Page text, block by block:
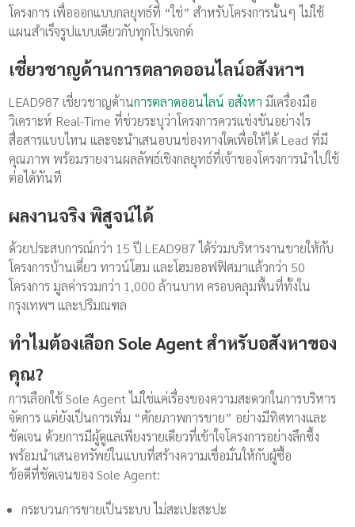
โครงการ เพื่อออกแบบกลยุทธ์ที่ “ใช่” สำหรับโครงการนั้นๆ ไม่ใช้
แผนสำเร็จรูปแบบเดียวกับทุกโปรเจกต์
เชี่ยวชาญด้านการตลาดออนไลน์อสังหาฯ
LEAD987 เชี่ยวชาญด้านการตลาดออนไลน์ อสังหา มีเครื่องมือ
วิเคราะห์ Real-Time ที่ช่วยระบุว่าโครงการควรแข่งขันอย่างไร
สื่อสารแบบไหน และจะนำเสนอบนช่องทางใดเพื่อให้ได้ Lead ที่มี
คุณภาพ พร้อมรายงานผลลัพธ์เชิงกลยุทธ์ที่เจ้าของโครงการนำไปใช้
ต่อได้ทันที
ผลงานจริง พิสูจน์ได้
ด้วยประสบการณ์กว่า 15 ปี LEAD987 ได้ร่วมบริหารงานขายให้กับ
โครงการบ้านเดี่ยว ทาวน์โฮม และโฮมออฟฟิศมาแล้วกว่า 50
โครงการ มูลค่ารวมกว่า 1,000 ล้านบาท ครอบคลุมพื้นที่ทั้งใน
กรุงเทพฯ และปริมณฑล
ทำไมต้องเลือก Sole Agent สำหรับอสังหาของ
คุณ?
การเลือกใช้ Sole Agent ไม่ใช่แค่เรื่องของความสะดวกในการบริหาร
จัดการ แต่ยังเป็นการเพิ่ม “ศักยภาพการขาย” อย่างมีทิศทางและ
ชัดเจน ด้วยการมีผู้ดูแลเพียงรายเดียวที่เข้าใจโครงการอย่างลึกซึ้ง
พร้อมนำเสนอทรัพย์ในแบบที่สร้างความเชื่อมั่นให้กับผู้ซื้อ
ข้อดีที่ชัดเจนของ Sole Agent:
กระบวนการขายเป็นระบบ ไม่สะเปะสะปะ